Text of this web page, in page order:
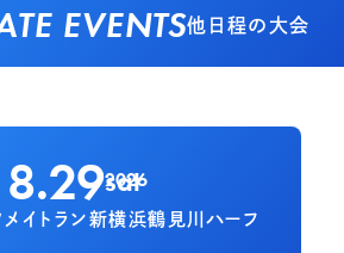
EVENTS他日程の大会
8.292026
sat
イトラン新横浜鶴見川ハーフ